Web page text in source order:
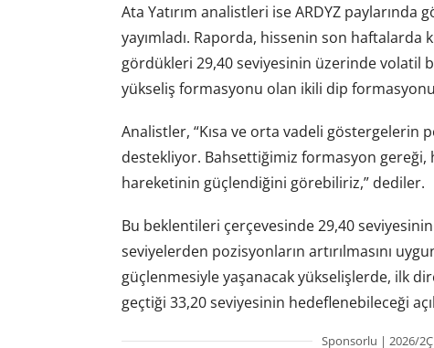
Ata Yatırım analistleri ise ARDYZ
yayımladı. Raporda, hissenin son haftalarda
gördükleri 29,40 seviyesinin üzerinde volatil
yükseliş formasyonu olan ikili dip
Analistler, “Kısa ve orta vadeli göstergelerin
destekliyor. Bahsettiğimiz formasyon gereği,
hareketinin güçlendiğini görebiliriz,” dediler.
Bu beklentileri çerçevesinde 29,40
seviyelerden pozisyonların artırılmasını
güçlenmesiyle yaşanacak yükselişlerde, ilk
geçtiği 33,20 seviyesinin hedeflenebileceği
Sponsorlu | 2026/